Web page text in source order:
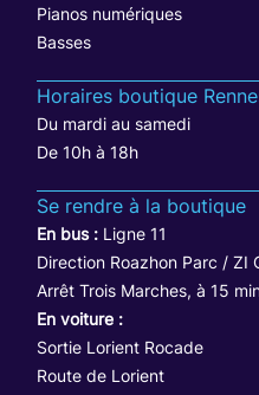
Pianos numériques
Basses
Horaires boutique
Du mardi au samedi
De 10h à 18h
Se rendre à la boutique
En bus : Ligne 11
Direction Roazhon Parc / ZI
Arrêt Trois Marches, à 15
En voiture :
Sortie Lorient Rocade
Route de Lorient